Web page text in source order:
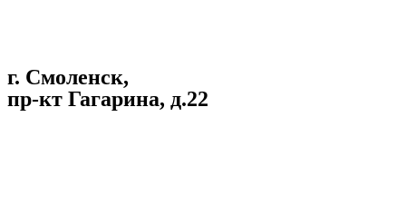
г. Смоленск,
пр-кт Гагарина, д.22